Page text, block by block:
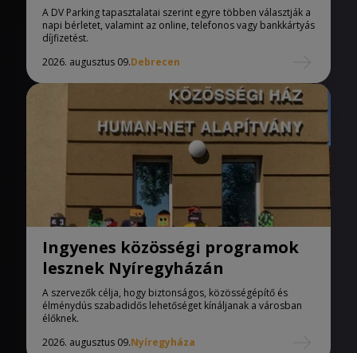
A DV Parking tapasztalatai szerint egyre többen választják a
napi bérletet, valamint az online, telefonos vagy bankkártyás
díjfizetést.
2026. augusztus 09.Debrecen
Ingyenes közösségi programok
lesznek Nyíregyházán
A szervezők célja, hogy biztonságos, közösségépítő és
élménydús szabadidős lehetőséget kínáljanak a városban
élőknek.
2026. augusztus 09.Nyíregyháza